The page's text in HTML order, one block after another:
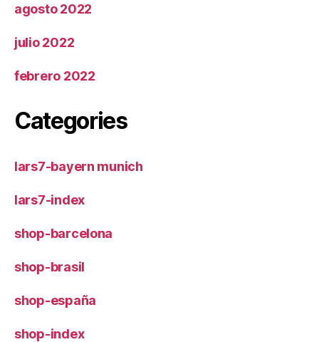
agosto 2022
julio 2022
febrero 2022
Categories
lars7-bayern munich
lars7-index
shop-barcelona
shop-brasil
shop-españa
shop-index